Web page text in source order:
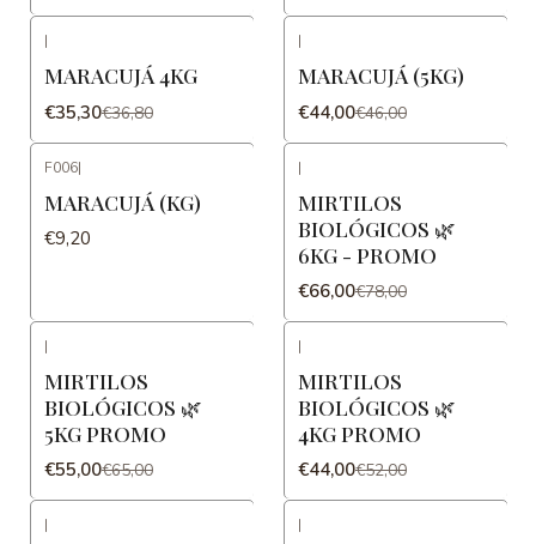
|
MARACUJÁ 4KG
€35,30€36,80
|
MARACUJÁ (5KG)
€44,00€46,00
F006|
MARACUJÁ (KG)
€9,20
|
MIRTILOS
BIOLÓGICOS 🌿
6KG - PROMO
€66,00€78,00
|
MIRTILOS
BIOLÓGICOS 🌿
5KG PROMO
€55,00€65,00
|
MIRTILOS
BIOLÓGICOS 🌿
4KG PROMO
€44,00€52,00
| |